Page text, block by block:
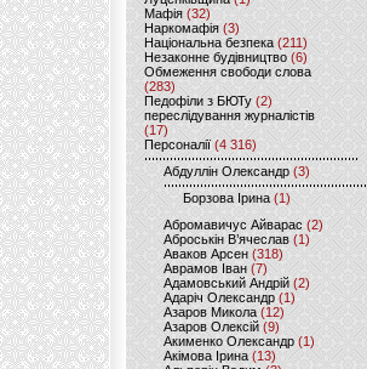
Мафія (32)
Наркомафія (3)
Національна безпека (211)
Незаконне будівництво(6)
Обмеження свободи слова
(283)
Педофіли з БЮТу (2)
переслідування журналістів
(17)
Персоналії (4 316)
Абдуллін Олександр (3)
Борзова Ірина(1)
Абромавичус Айварас (2)
Аброськін В’ячеслав(1)
Аваков Арсен (318)
Аврамов Іван (7)
Адамовський Андрій(2)
Адаріч Олександр (1)
Азаров Микола (12)
Азаров Олексій (9)
Акименко Олександр(1)
Акімова Ірина(13)